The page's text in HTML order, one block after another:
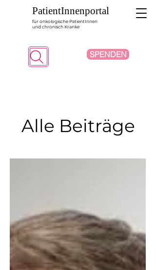
PatientInnenportal
für onkologische PatientInnen
und chronisch Kranke
Suche SPENDEN
Alle Beiträge